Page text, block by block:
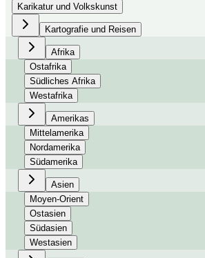
Karikatur und Volkskunst
Kartografie und Reisen
Afrika
Ostafrika
Südliches Afrika
Westafrika
Amerikas
Mittelamerika
Nordamerika
Südamerika
Asien
Moyen-Orient
Ostasien
Südasien
Westasien